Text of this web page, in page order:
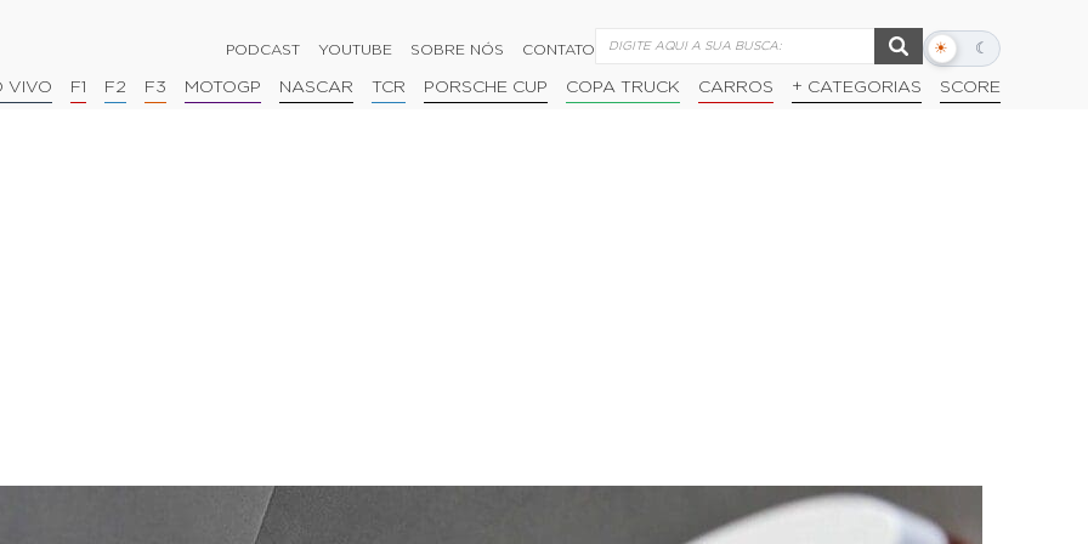
PODCAST YOUTUBE SOBRE NÓS CONTATO ☀ ☾
Alternar
escuro
VIVO F1 F2 F3 MOTOGP NASCAR TCR PORSCHE CUP COPA TRUCK CARROS + CATEGORIAS SCORE